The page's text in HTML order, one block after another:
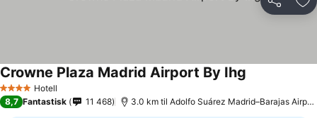
Del
4 StjernerHotell
Crowne Plaza Madrid Airport By Ihg
8,7 Fantastisk 11 468 3.0 km til Adolfo Suárez Madrid–Barajas Airport